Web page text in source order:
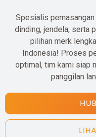
Spesialis
dinding, jendela, serta
pilihan merk
Indonesia! Proses
optimal, tim kami siap
panggilan